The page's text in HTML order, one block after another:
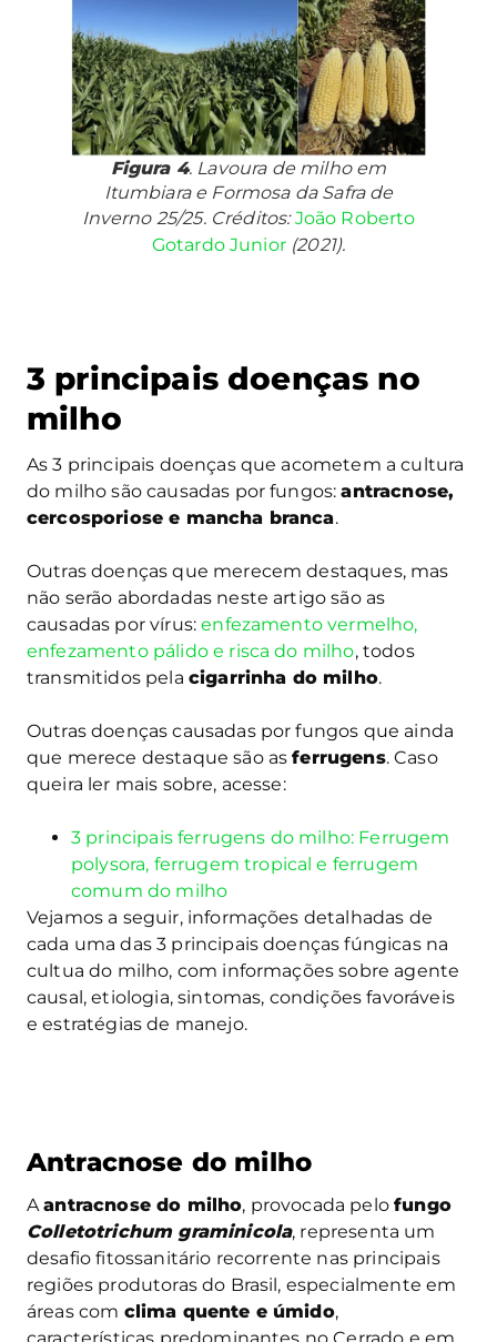
Figura 4. Lavoura de milho em
Itumbiara e Formosa da Safra de
Inverno 25/25. Créditos:João Roberto
Gotardo Junior(2021).
3 principais doenças no
milho
As 3 principais doenças que acometem a cultura
do milho são causadas por fungos:antracnose,
cercosporiose e mancha branca.
Outras doenças que merecem destaques, mas
não serão abordadas neste artigo são as
causadas por vírus:enfezamento vermelho,
enfezamento pálido e risca do milho, todos
transmitidos pela cigarrinha do milho.
Outras doenças causadas por fungos que ainda
que merece destaque são asferrugens. Caso
queira ler mais sobre, acesse:
3 principais ferrugens do milho: Ferrugem
polysora, ferrugem tropical e ferrugem
comum do milho
Vejamos a seguir, informações detalhadas de
cada uma das 3 principais doenças fúngicas na
cultua do milho, com informações sobre agente
causal, etiologia, sintomas, condições favoráveis
e estratégias de manejo.
Antracnose do milho
Aantracnose do milho, provocada pelofungo
Colletotrichum graminicola, representa um
desafio fitossanitário recorrente nas principais
regiões produtoras do Brasil, especialmente em
áreas com clima quente e úmido,